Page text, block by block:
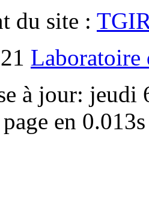
du site :
Laboratoire
à jour:
en 0.013s